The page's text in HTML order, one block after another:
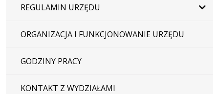
REGULAMIN URZĘDU
ORGANIZACJA I FUNKCJONOWANIE URZĘDU
GODZINY PRACY
KONTAKT Z WYDZIAŁAMI